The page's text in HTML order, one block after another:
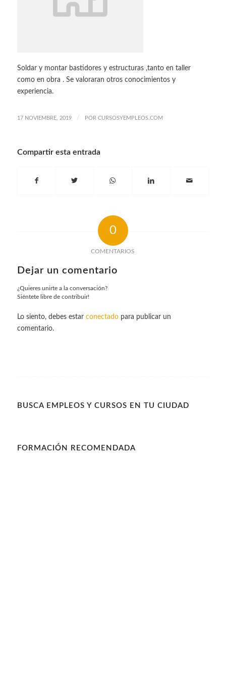
Soldar y montar bastidores y estructuras ,tanto en taller
como en obra . Se valoraran otros conocimientos y
experiencia.
17 NOVIEMBRE, 2019 / POR CURSOSYEMPLEOS.COM
Compartir esta entrada
0
COMENTARIOS
Dejar un comentario
¿Quieres unirte a la conversación?
Siéntete libre de contribuir!
Lo siento, debes estar conectadopara publicar un
comentario.
BUSCA EMPLEOS Y CURSOS EN TU CIUDAD
FORMACIÓN RECOMENDADA